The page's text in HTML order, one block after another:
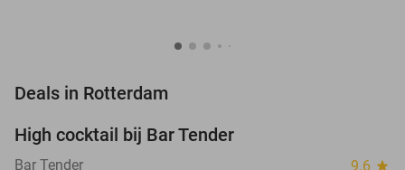
Deals in Rotterdam
High cocktail bij Bar Tender
Bar Tender 9.6 star